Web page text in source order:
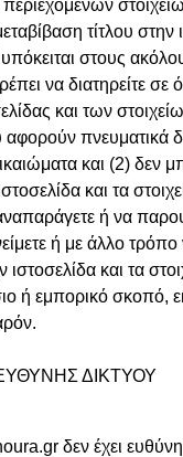
περιεχομένων
τίτλου στην
υπόκειται στους
να διατηρείτε σε
και των
πνευματικά
και (2) δεν
και τα
ή να
ή με άλλο τρόπο
και τα
ή εμπορικό σκοπό,
ΔΙΚΤΥΟΥ
δεν έχει